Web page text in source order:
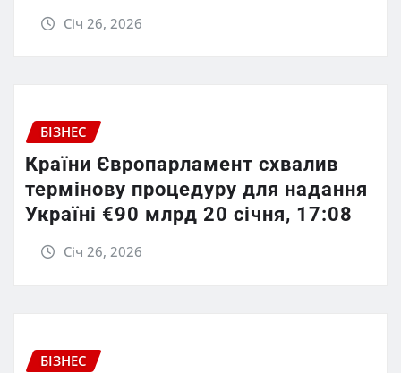
Січ 26, 2026
БІЗНЕС
Країни Європарламент схвалив
термінову процедуру для надання
Україні €90 млрд 20 січня, 17:08
Січ 26, 2026
БІЗНЕС